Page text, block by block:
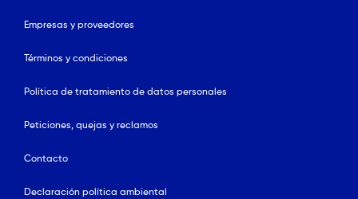
Empresas y proveedores
Términos y condiciones
Política de tratamiento de datos personales
Peticiones, quejas y reclamos
Contacto
Declaración política ambiental